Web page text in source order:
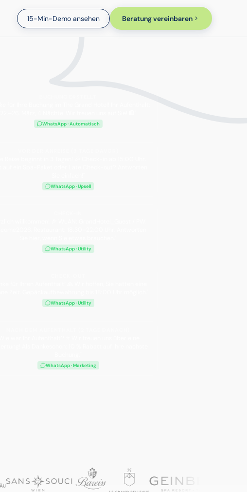
15-Min-Demo ansehen Beratung vereinbaren
WhatsApp · Automatisch
WhatsApp · Upsell
WhatsApp · Utility
WhatsApp · Utility
WhatsApp · Marketing